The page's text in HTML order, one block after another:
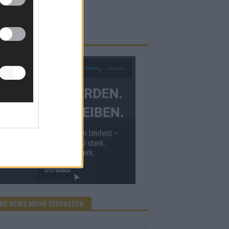
BEI UNS!
NEWS MEHR VERPASSEN